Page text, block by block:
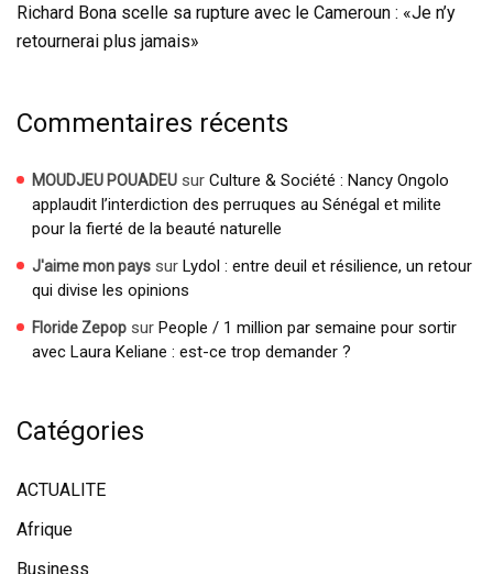
Richard Bona scelle sa rupture avec le Cameroun : «Je n’y
retournerai plus jamais»
Commentaires récents
MOUDJEU POUADEU sur Culture & Société : Nancy Ongolo
applaudit l’interdiction des perruques au Sénégal et milite
pour la fierté de la beauté naturelle
J'aime mon pays sur Lydol : entre deuil et résilience, un retour
qui divise les opinions
Floride Zepop sur People / 1 million par semaine pour sortir
avec Laura Keliane : est-ce trop demander ?
Catégories
ACTUALITE
Afrique
Business